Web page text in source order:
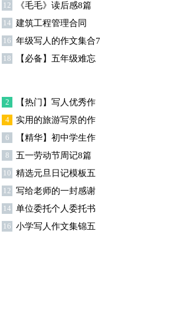
锦集十篇
12 《毛毛》读后感8篇
14 建筑工程管理合同
16 年级写人的作文集合7
篇
18
【必备】五年级难忘
篇
2
【热门】写人优秀作
文300字汇总8篇
4
实用的旅游写景的作
文汇总九篇
6
【精华】初中学生作
文600字集合十篇
8 五一劳动节周记8篇
10 精选元旦日记模板五
篇
12 写给老师的一封感谢
信模板汇编9篇
14 单位委托个人委托书
15篇
16 小学写人作文集锦五